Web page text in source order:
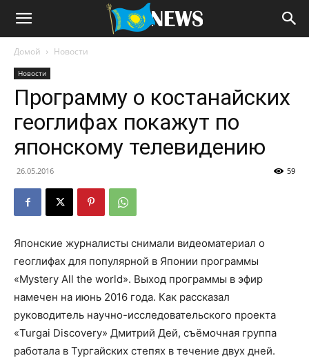
Домой Новости
Новости
Программу о костанайских
геоглифах покажут по
японскому телевидению
26.05.2016 59
Японские журналисты снимали видеоматериал о
геоглифах для популярной в Японии программы
«Mystery All the world». Выход программы в эфир
намечен на июнь 2016 года. Как рассказал
руководитель научно-исследовательского проекта
«Turgai Discovery» Дмитрий Дей, съёмочная группа
работала в Тургайских степях в течение двух дней.